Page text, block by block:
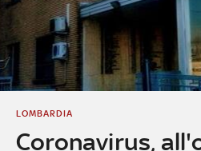
Coronavirus,
LOMBARDIA